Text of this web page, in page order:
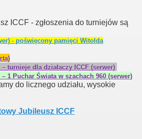
ICCF - zgłoszenia do turniejów są
- poświęcony pamięci Witolda
turnieje dla działaczy ICCF (serwer)
1 Puchar Świata w szachach 960 (serwer)
do licznego udziału, wysokie
Jubileusz ICCF